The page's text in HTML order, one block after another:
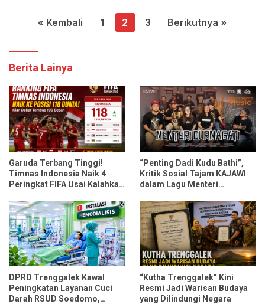
Paginasi« Kembali 1 2 3 Berikutnya »
Berita Lainya
Garuda Terbang Tinggi!
Timnas Indonesia Naik 4
Peringkat FIFA Usai Kalahkan
“Penting Dadi Kudu Bathi”,
Kritik Sosial Tajam KAJAWI
dalam Lagu Menteri
DPRD Trenggalek Kawal
Peningkatan Layanan Cuci
Darah RSUD Soedomo,
“Kutha Trenggalek” Kini
Resmi Jadi Warisan Budaya
yang Dilindungi Negara